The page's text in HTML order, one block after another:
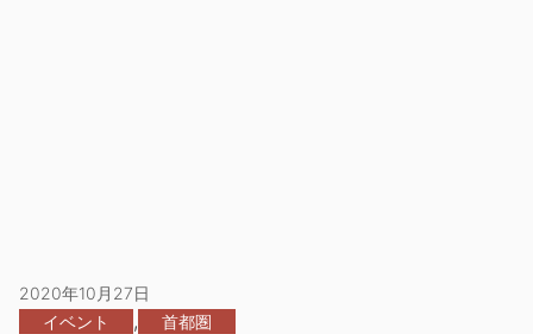
2020年10月27日
イベント
, 首都圏